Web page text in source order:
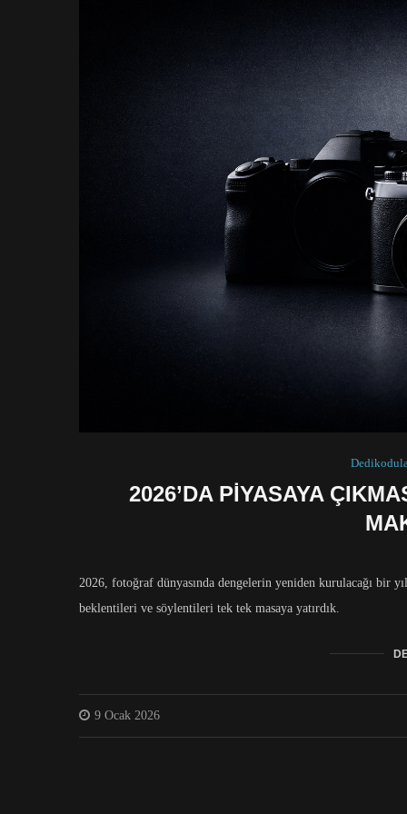
2026’DA PIYASAYA
2026, fotoğraf dünyasında dengelerin yeniden kurulacağı bir
beklentileri ve söylentileri tek tek masaya yatırdık.
9 Ocak 2026